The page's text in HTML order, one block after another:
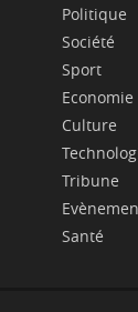
Politique
Société
Sport
Economie
Culture
Tribune
Santé